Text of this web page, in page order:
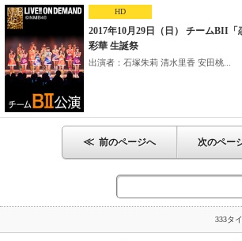
HD
2017年10月29日（日） チームBII「
彩華 生誕祭
出演者：石塚朱莉 清水里香 安田桃...
≪ 前のページへ 次のペー
333タ